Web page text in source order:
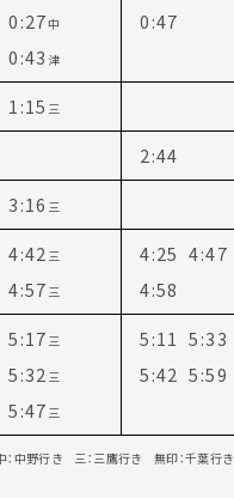
US
0:27中
0:43 津
0:47
1:15 三
2:44
3:16 三
4:42 三
4:57 三
4:25 4:47
4:58
5:17 三
5:32 三
5:47 三
5:11 5:33
5:42 5:59
：中野行き 三：三鷹行き 無印：千葉行き